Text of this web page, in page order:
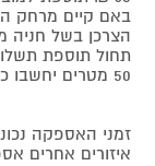
הצרכן בשל חניה
תחול תוספת
50 מטרים יחשבו כקומה נוספת).
זמני האספקה
איזורים אחרים אספקה עד 14